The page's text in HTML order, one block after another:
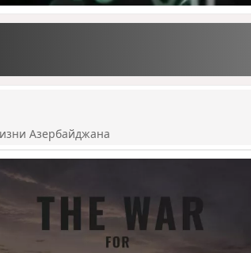
Азербайджана